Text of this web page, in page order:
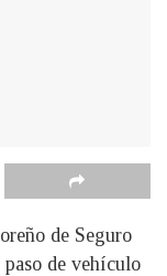
de Seguro
de vehículo